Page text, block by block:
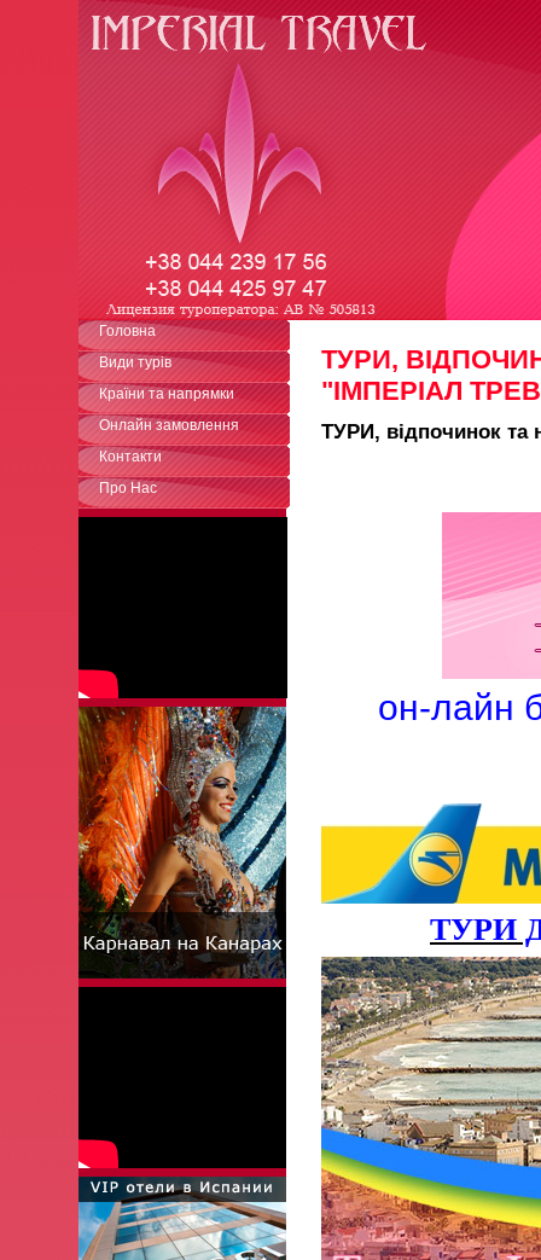
Головна
Види турів
Країни та напрямки
Онлайн замовлення
Контакти
Про Нас
ТУРИ,
"ІМПЕРІАЛ
ТУРИ,
он-лайн
ТУРИ